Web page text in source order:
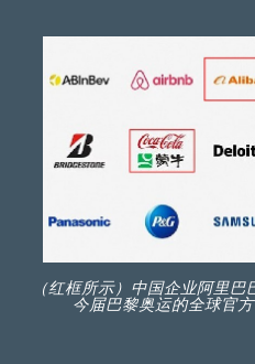
（红框所示）中国企业阿里
今届巴黎奥运的全球官